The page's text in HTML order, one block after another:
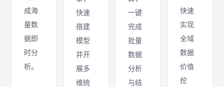
成海
量数
据即
时分
析。
快速
搭建
模型
并开
展多
维统
一键
完成
批量
数据
分析
与结
快速
实现
全域
数据
价值
挖